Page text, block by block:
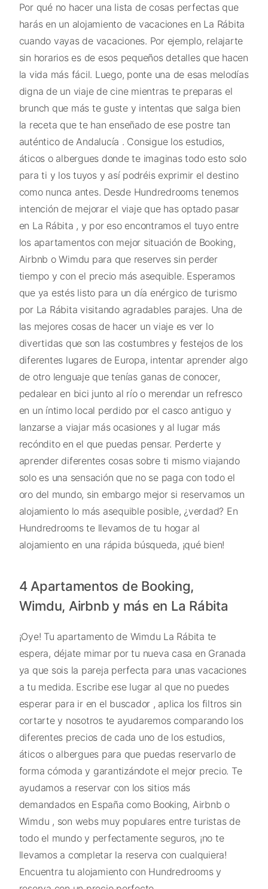
Por qué no hacer una lista de cosas perfectas que
harás en un alojamiento de vacaciones en La Rábita
cuando vayas de vacaciones. Por ejemplo, relajarte
sin horarios es de esos pequeños detalles que hacen
la vida más fácil. Luego, ponte una de esas melodías
digna de un viaje de cine mientras te preparas el
brunch que más te guste y intentas que salga bien
la receta que te han enseñado de ese postre tan
auténtico de Andalucía . Consigue los estudios,
áticos o albergues donde te imaginas todo esto solo
para ti y los tuyos y así podréis exprimir el destino
como nunca antes. Desde Hundredrooms tenemos
intención de mejorar el viaje que has optado pasar
en La Rábita , y por eso encontramos el tuyo entre
los apartamentos con mejor situación de Booking,
Airbnb o Wimdu para que reserves sin perder
tiempo y con el precio más asequible. Esperamos
que ya estés listo para un día enérgico de turismo
por La Rábita visitando agradables parajes. Una de
las mejores cosas de hacer un viaje es ver lo
divertidas que son las costumbres y festejos de los
diferentes lugares de Europa, intentar aprender algo
de otro lenguaje que tenías ganas de conocer,
pedalear en bici junto al río o merendar un refresco
en un íntimo local perdido por el casco antiguo y
lanzarse a viajar más ocasiones y al lugar más
recóndito en el que puedas pensar. Perderte y
aprender diferentes cosas sobre ti mismo viajando
solo es una sensación que no se paga con todo el
oro del mundo, sin embargo mejor si reservamos un
alojamiento lo más asequible posible, ¿verdad? En
Hundredrooms te llevamos de tu hogar al
alojamiento en una rápida búsqueda, ¡qué bien!
4 Apartamentos de Booking,
Wimdu, Airbnb y más en La Rábita
¡Oye! Tu apartamento de Wimdu La Rábita te
espera, déjate mimar por tu nueva casa en Granada
ya que sois la pareja perfecta para unas vacaciones
a tu medida. Escribe ese lugar al que no puedes
esperar para ir en el buscador , aplica los filtros sin
cortarte y nosotros te ayudaremos comparando los
diferentes precios de cada uno de los estudios,
áticos o albergues para que puedas reservarlo de
forma cómoda y garantizándote el mejor precio. Te
ayudamos a reservar con los sitios más
demandados en España como Booking, Airbnb o
Wimdu , son webs muy populares entre turistas de
todo el mundo y perfectamente seguros, ¡no te
llevamos a completar la reserva con cualquiera!
Encuentra tu alojamiento con Hundredrooms y